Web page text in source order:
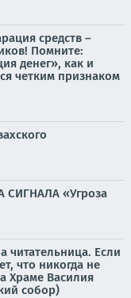
средств –
Помните:
денег», как и
четким признаком
СИГНАЛА «Угроза
Если
что никогда не
Храме Василия
собор)